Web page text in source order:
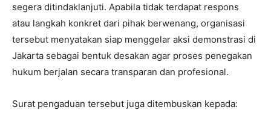
segera ditindaklanjuti. Apabila tidak terdapat respons
atau langkah konkret dari pihak berwenang, organisasi
tersebut menyatakan siap menggelar aksi demonstrasi di
Jakarta sebagai bentuk desakan agar proses penegakan
hukum berjalan secara transparan dan profesional.
Surat pengaduan tersebut juga ditembuskan kepada: